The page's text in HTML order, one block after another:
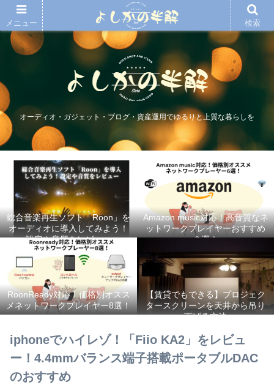
オーディオ・ガジェット・ブログ・資産運用でゆるりと上質な暮らしを
総合音楽再生ソフト「Roon」を
オーディオに導入してみよう！
設定や音質をレビュー
Amazon music対応！高音質なネ
ットワークプレイヤーおすすめ
６選！
RoonReady対応！価格別オスス
メネットワークプレイヤー8選！
【賃貸でもできる】プロジェク
タースクリーンを天井から吊り
下げる方法
iphoneでハイレゾ！「Fiio KA2」をレビュ
ー！4.4mmバランス端子搭載ポータブルDAC
のおすすめ
メニュー 検索